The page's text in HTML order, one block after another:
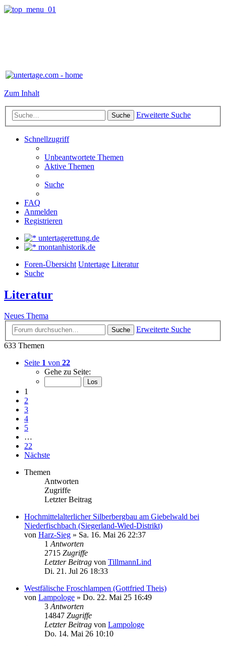
Zum Inhalt
Suche Erweiterte Suche
Schnellzugriff
Unbeantwortete Themen
Aktive Themen
Suche
FAQ
Anmelden
Registrieren
untertagerettung.de
montanhistorik.de
Foren-Übersicht Untertage Literatur
Suche
Literatur
Neues Thema
Suche
Erweiterte Suche
633 Themen
Seite 1 von 22
Gehe zu Seite:
1
2
3
4
5
…
22
Nächste
Themen
Antworten
Zugriffe
Letzter Beitrag
Hochmittelalterlicher Silberbergbau am Giebelwald bei
Niederfischbach (Siegerland-Wied-Distrikt)
von Harz-Sieg » Sa. 16. Mai 26 22:37
1 Antworten
2715 Zugriffe
Letzter Beitrag von TillmannLind
Di. 21. Jul 26 18:33
Westfälische Froschlampen (Gottfried Theis)
von Lampologe » Do. 22. Mai 25 16:49
3 Antworten
14847 Zugriffe
Letzter Beitrag von Lampologe
Do. 14. Mai 26 10:10